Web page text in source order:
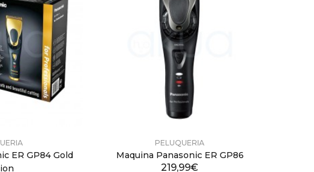
ER GP84 Gold
PELUQUERIA
Maquina Panasonic ER GP86
219,99€